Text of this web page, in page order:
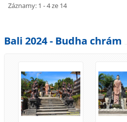
Záznamy: 1 - 4 ze 14
Bali 2024 - Budha chrám